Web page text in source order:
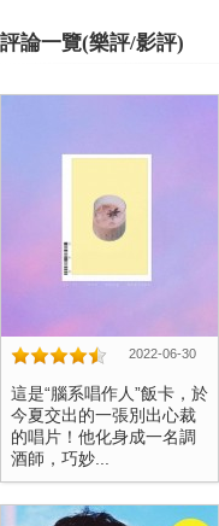
評論一覽(樂評/影評)
2022-06-30
這是“腦系唱作人”飯卡，於
今夏交出的一張別出心裁
的唱片！他化身成一名調
酒師，巧妙...